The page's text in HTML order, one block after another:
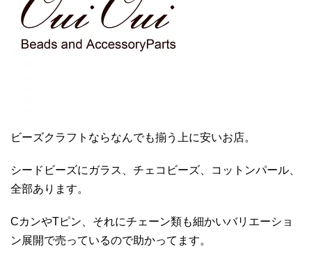
ビーズクラフトならなんでも揃う上に安いお店。
シードビーズにガラス、チェコビーズ、コットンパール、
全部あります。
CカンやTピン、それにチェーン類も細かいバリエーショ
ン展開で売っているので助かってます。